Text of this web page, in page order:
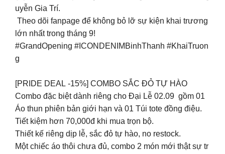
uyễn Gia Trí.
Theo dõi fanpage để không bỏ lỡ sự kiện khai trương
lớn nhất trong tháng 9!
#GrandOpening #ICONDENIMBinhThanh #KhaiTruon
g
[PRIDE DEAL -15%] COMBO SẮC ĐỎ TỰ HÀO
Combo đặc biệt dành riêng cho Đại Lễ 02.09 gồm 01
Áo thun phiên bản giới hạn và 01 Túi tote đồng điệu.
Tiết kiệm hơn 70,000đ khi mua trọn bộ.
Thiết kế riêng dịp lễ, sắc đỏ tự hào, no restock.
Một chiếc áo thôi chưa đủ, combo 2 món mới thật sự tr